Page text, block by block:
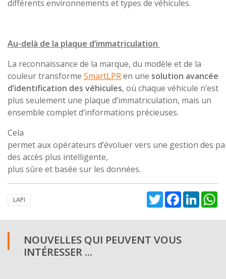
différents environnements et types de véhicules.
Au-delà de la plaque d’immatriculation
La reconnaissance de la marque, du modèle et de la
couleur transforme SmartLPRen une solution avancée
d’identification des véhicules, où chaque véhicule n’est
plus seulement une plaque d’immatriculation, mais un
ensemble complet d’informations précieuses.
Cela
permet aux opérateurs d’évoluer vers une gestion des
des accès plus intelligente,
plus sûre et basée sur les données.
LAPI TwitterFacebook
NOUVELLES QUI PEUVENT VOUS
INTÉRESSER ...